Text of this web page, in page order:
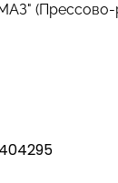
(Прессово-